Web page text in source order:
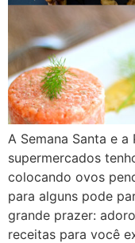
A Semana Santa e
supermercados
colocando ovos
para alguns pode
grande prazer:
receitas para você